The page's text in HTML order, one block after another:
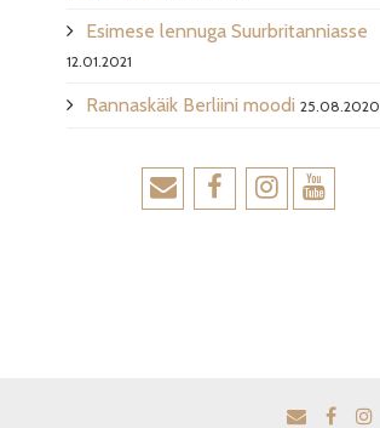
Esimese lennuga Suurbritanniasse
12.01.2021
Rannaskäik Berliini moodi 25.08.2020